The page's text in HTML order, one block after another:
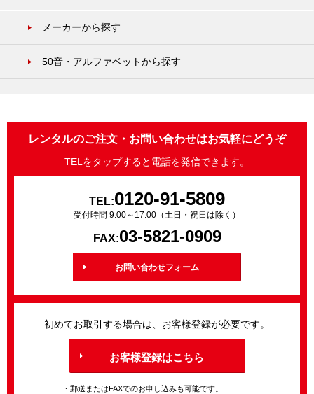
メーカーから探す
50音・アルファベットから探す
レンタルのご注文・お問い合わせはお気軽にどうぞ
TELをタップすると電話を発信できます。
TEL:0120-91-5809
受付時間 9:00～17:00（土日・祝日は除く）
FAX:03-5821-0909
お問い合わせフォーム
初めてお取引する場合は、お客様登録が必要です。
お客様登録はこちら
・郵送またはFAXでのお申し込みも可能です。